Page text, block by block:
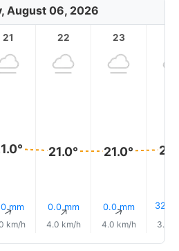
August 06, 2026
21
mm
↑
km/h
22
21.0°
0.0 mm
↑
4.0 km/h
23
21.0°
0.0 mm
↑
4.0 km/h
32%
3.0